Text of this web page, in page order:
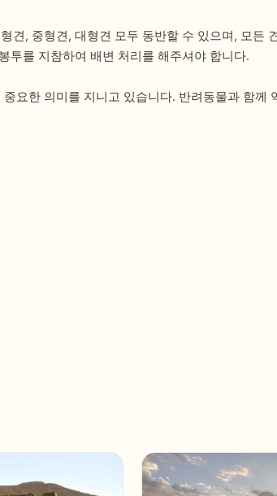
견, 중형견, 대형견 모두 동반할 수 있으며, 모든
투를 지참하여 배변 처리를 해주셔야 합니다.
요한 의미를 지니고 있습니다. 반려동물과 함께